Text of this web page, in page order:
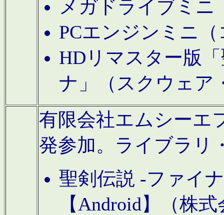
メガドライブミニ
PCエンジンミニ
HDリマスター版
ナ」（スクウェア
有限会社エムシーエ
発参加。ライブラリ
聖剣伝説 -ファイ
【Android】（株